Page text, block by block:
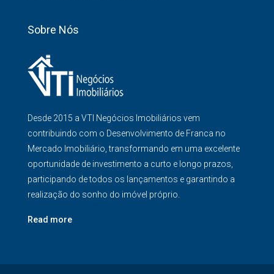
Sobre Nós
Desde 2015 a VTI Negócios Imobiliários vem
contribuindo com o Desenvolvimento de Franca no
Mercado Imobiliário, transformando em uma excelente
oportunidade de investimento a curto e longo prazos,
participando de todos os lançamentos e garantindo a
realização do sonho do imóvel próprio.
Read more